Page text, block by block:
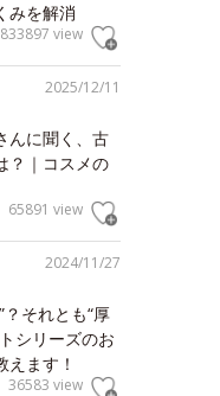
みを解消
view
2025/12/11
んに聞く、古
？｜コスメの
65891 view
2024/11/27
それとも“厚
シリーズのお
ます！
36583 view